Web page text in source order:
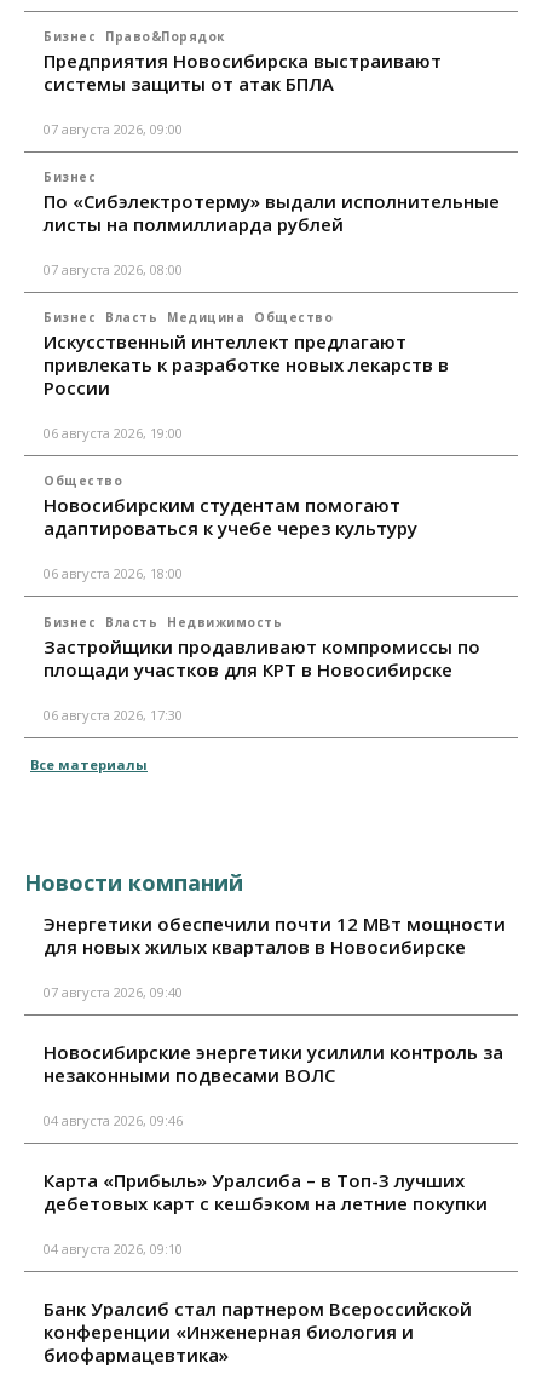
Бизнес Право&Порядок
Предприятия Новосибирска выстраивают
системы защиты от атак БПЛА
07 августа 2026, 09:00
Бизнес
По «Сибэлектротерму» выдали исполнительные
листы на полмиллиарда рублей
07 августа 2026, 08:00
Бизнес Власть Медицина Общество
Искусственный интеллект предлагают
привлекать к разработке новых лекарств в
России
06 августа 2026, 19:00
Общество
Новосибирским студентам помогают
адаптироваться к учебе через культуру
06 августа 2026, 18:00
Бизнес Власть Недвижимость
Застройщики продавливают компромиссы по
площади участков для КРТ в Новосибирске
06 августа 2026, 17:30
Все материалы
Новости компаний
Энергетики обеспечили почти 12 МВт мощности
для новых жилых кварталов в Новосибирске
07 августа 2026, 09:40
Новосибирские энергетики усилили контроль за
незаконными подвесами ВОЛС
04 августа 2026, 09:46
Карта «Прибыль» Уралсиба – в Топ-3 лучших
дебетовых карт с кешбэком на летние покупки
04 августа 2026, 09:10
Банк Уралсиб стал партнером Всероссийской
конференции «Инженерная биология и
биофармацевтика»